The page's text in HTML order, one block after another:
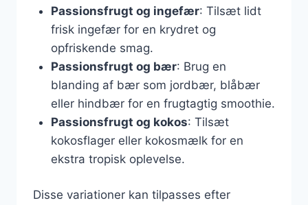
Passionsfrugt og ingefær: Tilsæt lidt
frisk ingefær for en krydret og
opfriskende smag.
Passionsfrugt og bær: Brug en
blanding af bær som jordbær, blåbær
eller hindbær for en frugtagtig smoothie.
Passionsfrugt og kokos: Tilsæt
kokosflager eller kokosmælk for en
ekstra tropisk oplevelse.
Disse variationer kan tilpasses efter